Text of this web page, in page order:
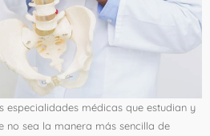
especialidades médicas que estudian y
no sea la manera más sencilla de